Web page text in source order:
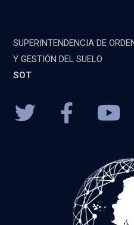
SUPERINTENDENCIA DE
Y GESTIÓN DEL SUELO
SOT